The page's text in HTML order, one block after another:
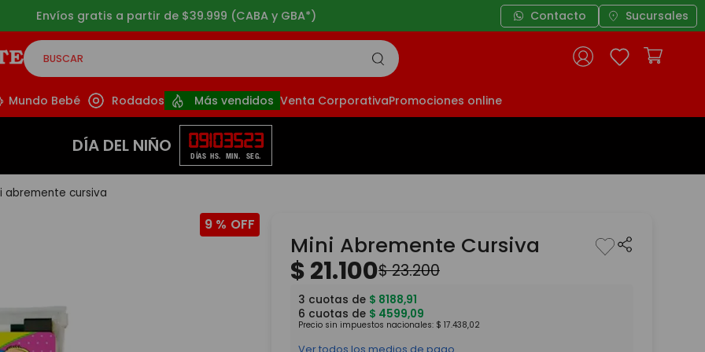
Envíos gratis a partir de $39.999 (CABA y GBA*) Contacto Sucursales
BUSCAR
Mundo Bebé Rodados Más vendidos Venta CorporativaPromociones online
DÍA DEL NIÑO 09
DÍAS
10
HS.
35
MIN.
23
SEG.
abremente cursiva
9 %
Mini Abremente Cursiva
$21.100$23.200
3 cuotas de $ 8188,91
6 cuotas de $ 4599,09
Precio sin impuestos nacionales: $ 17.438,02
Ver todos los medios de pago